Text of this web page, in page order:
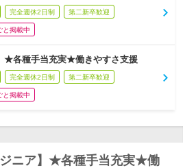
完全週休2日制 第二新卒歓迎
と掲載中
★各種手当充実★働きやすさ支援
完全週休2日制 第二新卒歓迎
と掲載中
ジニア】★各種手当充実★働